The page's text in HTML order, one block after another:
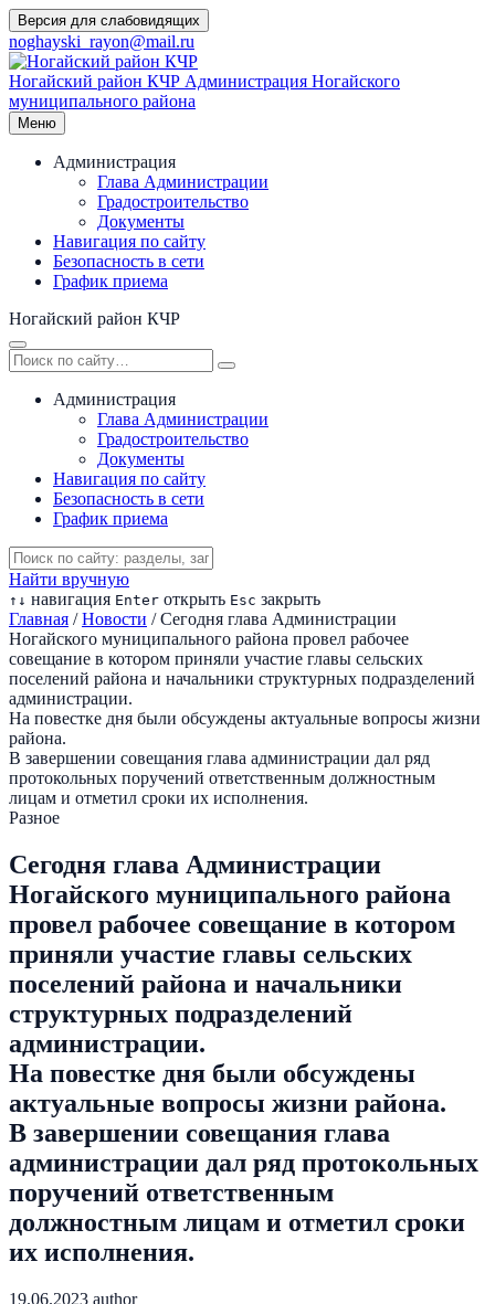
Перейти
к
содержимому
Версия для слабовидящих
noghayski_rayon@mail.ru
Ногайский район КЧР Администрация Ногайского
муниципального района
Меню
Администрация
Глава Администрации
Градостроительство
Документы
Навигация по сайту
Безопасность в сети
График приема
Ногайский район КЧР
Администрация
Глава Администрации
Градостроительство
Документы
Навигация по сайту
Безопасность в сети
График приема
Найти вручную
↑ ↓ навигация Enter открыть Esc закрыть
Главная / Новости / Сегодня глава Администрации
Ногайского муниципального района провел рабочее
совещание в котором приняли участие главы сельских
поселений района и начальники структурных подразделений
администрации.
На повестке дня были обсуждены актуальные вопросы жизни
района.
В завершении совещания глава администрации дал ряд
протокольных поручений ответственным должностным
лицам и отметил сроки их исполнения.
Разное
Сегодня глава Администрации
Ногайского муниципального района
провел рабочее совещание в котором
приняли участие главы сельских
поселений района и начальники
структурных подразделений
администрации.
На повестке дня были обсуждены
актуальные вопросы жизни района.
В завершении совещания глава
администрации дал ряд протокольных
поручений ответственным
должностным лицам и отметил сроки
их исполнения.
19.06.2023 author